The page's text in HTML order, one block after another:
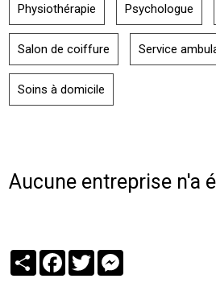
Physiothérapie Psychologue
Salon de coiffure Service
Soins à domicile
Aucune entreprise n'a
PartagerFacebook
Twitter